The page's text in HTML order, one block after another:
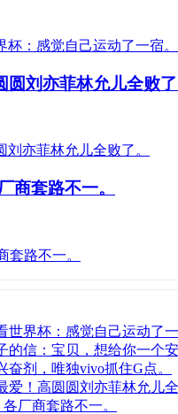
刘亦菲林允儿全败了
商套路不一。
世界杯：感觉自己运动了一
的信：宝贝，想给你一个安
剂，唯独vivo抓住G点。
爱！高圆圆刘亦菲林允儿全
厂商套路不一。